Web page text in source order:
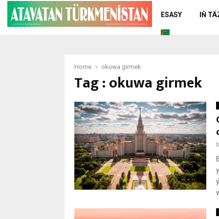
ESASY IŇ
Home okuwa girmek
Tag : okuwa girmek